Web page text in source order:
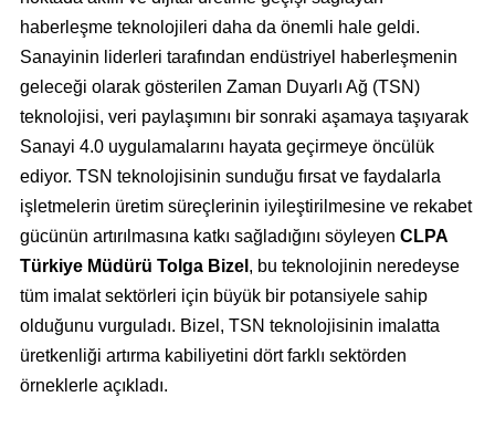
haberleşme teknolojileri daha da önemli hale geldi.
Sanayinin liderleri tarafından endüstriyel haberleşmenin
geleceği olarak gösterilen Zaman Duyarlı Ağ (TSN)
teknolojisi, veri paylaşımını bir sonraki aşamaya taşıyarak
Sanayi 4.0 uygulamalarını hayata geçirmeye öncülük
ediyor. TSN teknolojisinin sunduğu fırsat ve faydalarla
işletmelerin üretim süreçlerinin iyileştirilmesine ve rekabet
gücünün artırılmasına katkı sağladığını söyleyen CLPA
Türkiye Müdürü Tolga Bizel , bu teknolojinin neredeyse
tüm imalat sektörleri için büyük bir potansiyele sahip
olduğunu vurguladı. Bizel, TSN teknolojisinin imalatta
üretkenliği artırma kabiliyetini dört farklı sektörden
örneklerle açıkladı.